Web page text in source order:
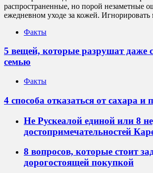
распространенные, но порой незаметные
ежедневном уходе за кожей.
Факты
5 вещей, которые разрушат даже
семью
Факты
4 способа отказаться от сахара и
Не Рускеалой единой или 8
достопримечательностей
8 вопросов, которые стоит
дорогостоящей покупкой